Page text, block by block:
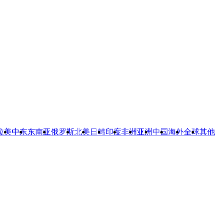
美中东东南亚俄罗斯北美 日韩印度非洲 亚洲中国海外全球其他